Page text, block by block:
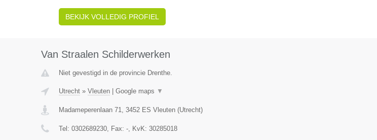
BEKIJK VOLLEDIG PROFIEL
Van Straalen Schilderwerken
Niet gevestigd in de provincie Drenthe.
Utrecht» Vleuten| Google maps ▼
Madameperenlaan 71, 3452 ES Vleuten(Utrecht)
Tel: 0302689230, Fax: -, KvK: 30285018